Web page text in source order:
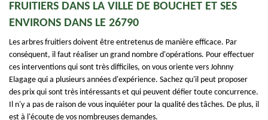
FRUITIERS DANS LA VILLE DE BOUCHET ET SES
ENVIRONS DANS LE 26790
Les arbres fruitiers doivent être entretenus de manière efficace. Par
conséquent, il faut réaliser un grand nombre d'opérations. Pour effectuer
ces interventions qui sont très difficiles, on vous oriente vers Johnny
Elagage qui a plusieurs années d'expérience. Sachez qu'il peut proposer
des prix qui sont très intéressants et qui peuvent défier toute concurrence.
Il n'y a pas de raison de vous inquiéter pour la qualité des tâches. De plus, il
est à l'écoute de vos nombreuses demandes.